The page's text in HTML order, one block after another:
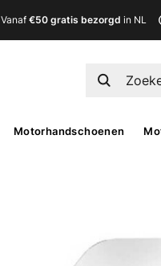
Vanaf€50 gratis bezorgd in NL
Motorhandschoenen